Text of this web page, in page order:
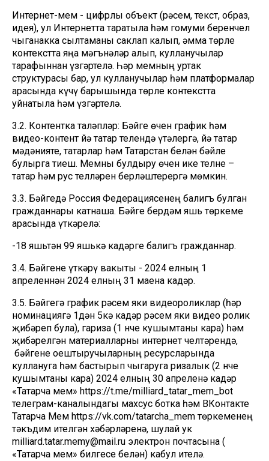
Интернет-мем - цифрлы объект (рәсем, текст, образ,
идея), ул Интернетта таратыла һәм гомуми беренчел
чыганакка сылтаманы саклап калып, әмма төрле
контекстта яңа мәгънәләр алып, кулланучылар
тарафыннан үзгәртелә. Һәр мемның уртак
структурасы бар, ул кулланучылар һәм платформалар
арасында күчү барышында төрле контекстта
уйнатыла һәм үзгәртелә.
3.2. Контентка таләпләр: Бәйге өчен график һәм
видео-контент йә татар телендә үтәлергә, йә татар
мәдәнияте, татарлар һәм Татарстан белән бәйле
булырга тиеш. Мемны булдыру өчен ике телне –
татар һәм рус телләрен берләштерергә мөмкин.
3.3. Бәйгедә Россия Федерациясенең балигъ булган
гражданнары катнаша. Бәйге бердәм яшь төркеме
арасында үткәрелә:
-18 яшьтән 99 яшькә кадәрге балигъ гражданнар.
3.4. Бәйгене үткәрү вакыты - 2024 елның 1
апреленнән 2024 елның 31 маена кадәр.
3.5. Бәйгегә график рәсем яки видеороликлар (һәр
номинациягә 1дән 5кә кадәр рәсем яки видео ролик
җибәреп була), гариза (1 нче кушымтаны кара) һәм
җибәрелгән материалларны интернет челтәрендә,
бәйгене оештыручыларның ресурсларында
куллануга һәм бастырып чыгаруга ризалык (2 нче
кушымтаны кара) 2024 елның 30 апреленә кадәр
«Татарча мем» https://t.me/milliard_tatar_mem_bot
телеграм-каналындагы махсус ботка һәм ВКонтакте
Татарча Мем https://vk.com/tatarcha_mem төркеменең
тәкъдим ителгән хәбәрләренә, шулай ук
milliard.tatar.memy@mail.ru электрон почтасына (
«Татарча мем» билгесе белән) кабул ителә.